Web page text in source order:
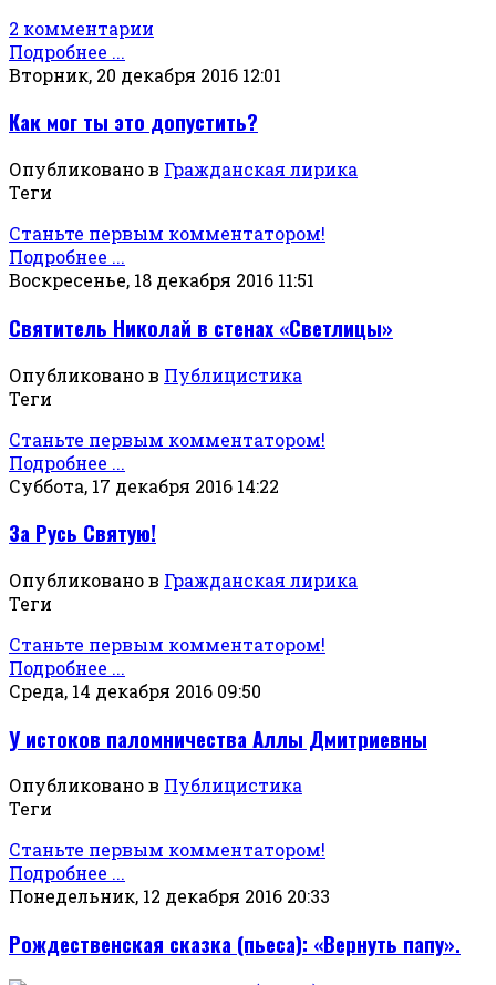
2 комментарии
Подробнее ...
Вторник, 20 декабря 2016 12:01
Как мог ты это допустить?
Опубликовано в Гражданская лирика
Теги
Станьте первым комментатором!
Подробнее ...
Воскресенье, 18 декабря 2016 11:51
Святитель Николай в стенах «Светлицы»
Опубликовано в Публицистика
Теги
Станьте первым комментатором!
Подробнее ...
Суббота, 17 декабря 2016 14:22
За Русь Святую!
Опубликовано в Гражданская лирика
Теги
Станьте первым комментатором!
Подробнее ...
Среда, 14 декабря 2016 09:50
У истоков паломничества Аллы Дмитриевны
Опубликовано в Публицистика
Теги
Станьте первым комментатором!
Подробнее ...
Понедельник, 12 декабря 2016 20:33
Рождественская сказка (пьеса): «Вернуть папу».